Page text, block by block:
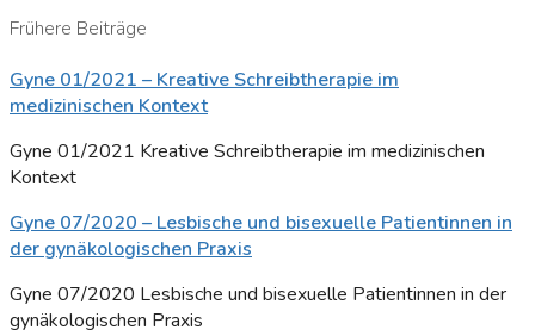
Frühere Beiträge
Gyne 01/2021 – Kreative Schreibtherapie im
medizinischen Kontext
Gyne 01/2021 Kreative Schreibtherapie im medizinischen
Kontext
Gyne 07/2020 – Lesbische und bisexuelle Patientinnen in
der gynäkologischen Praxis
Gyne 07/2020 Lesbische und bisexuelle Patientinnen in der
gynäkologischen Praxis